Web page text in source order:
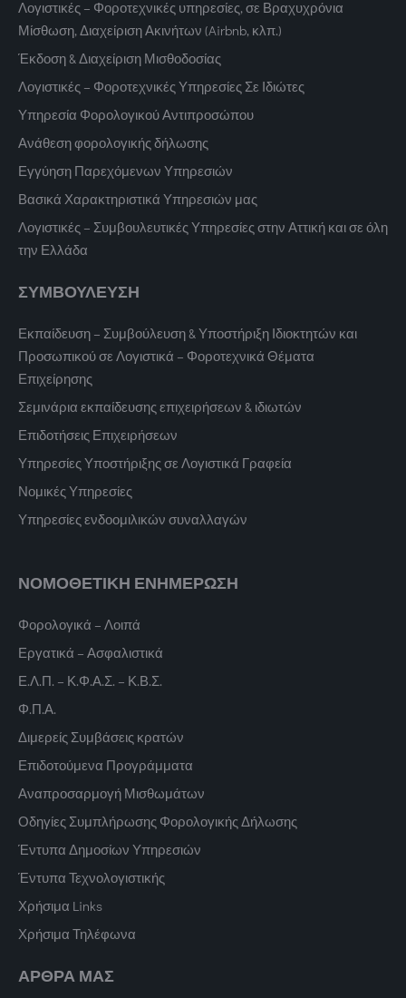
Λογιστικές – Φοροτεχνικές υπηρεσίες, σε Βραχυχρόνια
Μίσθωση, Διαχείριση Ακινήτων (Airbnb, κλπ.)
Έκδοση & Διαχείριση Μισθοδοσίας
Λογιστικές – Φοροτεχνικές Υπηρεσίες Σε Ιδιώτες
Υπηρεσία Φορολογικού Αντιπροσώπου
Ανάθεση φορολογικής δήλωσης
Εγγύηση Παρεχόμενων Υπηρεσιών
Βασικά Χαρακτηριστικά Υπηρεσιών μας
Λογιστικές – Συμβουλευτικές Υπηρεσίες στην Αττική και σε όλη
την Ελλάδα
ΣΥΜΒΟΥΛΕΥΣΗ
Εκπαίδευση – Συμβούλευση & Υποστήριξη Ιδιοκτητών και
Προσωπικού σε Λογιστικά – Φοροτεχνικά Θέματα
Επιχείρησης
Σεμινάρια εκπαίδευσης επιχειρήσεων & ιδιωτών
Επιδοτήσεις Επιχειρήσεων
Υπηρεσίες Υποστήριξης σε Λογιστικά Γραφεία
Νομικές Υπηρεσίες
Υπηρεσίες ενδοομιλικών συναλλαγών
ΝΟΜΟΘΕΤΙΚΗ ΕΝΗΜΕΡΩΣΗ
Φορολογικά – Λοιπά
Εργατικά – Ασφαλιστικά
Ε.Λ.Π. – Κ.Φ.Α.Σ. – Κ.Β.Σ.
Φ.Π.Α.
Διμερείς Συμβάσεις κρατών
Επιδοτούμενα Προγράμματα
Αναπροσαρμογή Μισθωμάτων
Οδηγίες Συμπλήρωσης Φορολογικής Δήλωσης
Έντυπα Δημοσίων Υπηρεσιών
Έντυπα Τεχνολογιστικής
Χρήσιμα Links
Χρήσιμα Τηλέφωνα
ΑΡΘΡΑ ΜΑΣ